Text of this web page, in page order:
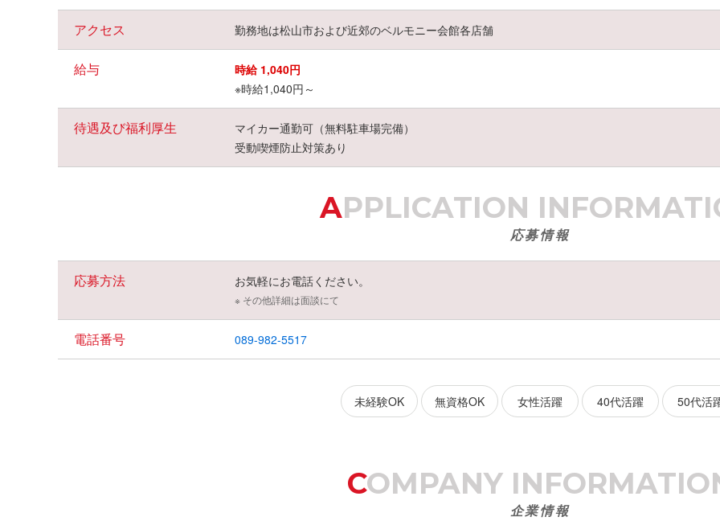
アクセス 勤務地は松山市および近郊のベルモニー会館各店舗
給与
時給 1,040円
※時給1,040円～
待遇及び福利厚生
マイカー通勤可（無料駐車場完備）
受動喫煙防止対策あり
APPLICATION
応募情報
応募方法 お気軽にお電話ください。
※ その他詳細は面談にて
電話番号 089-982-5517
未経験OK 無資格OK 女性活躍 40代活躍 50代活
COMPANY
企業情報